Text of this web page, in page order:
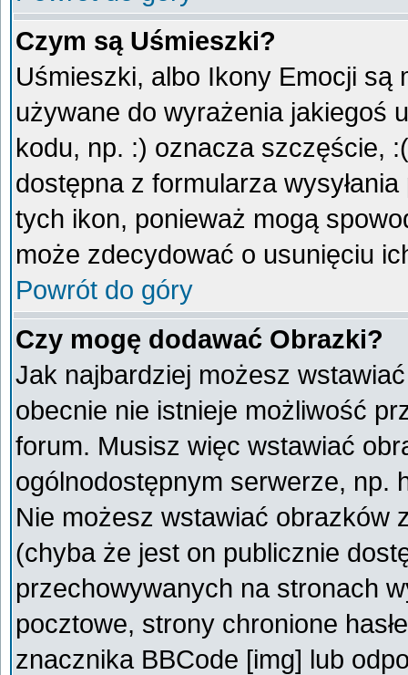
Czym są Uśmieszki?
Uśmieszki, albo Ikony Emocji są
używane do wyrażenia jakiegoś
kodu, np. :) oznacza szczęście,
dostępna z formularza
tych ikon, ponieważ mogą
może zdecydować o usunięciu
Powrót do góry
Czy mogę dodawać Obrazki?
Jak najbardziej możesz
obecnie nie istnieje możliwość
forum. Musisz więc wstawiać
ogólnodostępnym serwerze, np.
Nie możesz wstawiać obrazków
(chyba że jest on publicznie
przechowywanych na stronach
pocztowe, strony chronione
znacznika BBCode [img] lub